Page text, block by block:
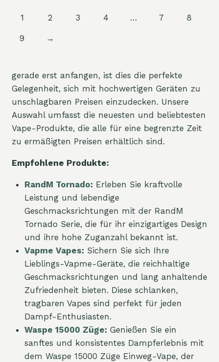
1 2 3 4 … 7 8
9 →
gerade erst anfangen, ist dies die perfekte
Gelegenheit, sich mit hochwertigen Geräten zu
unschlagbaren Preisen einzudecken. Unsere
Auswahl umfasst die neuesten und beliebtesten
Vape-Produkte, die alle für eine begrenzte Zeit
zu ermäßigten Preisen erhältlich sind.
Empfohlene Produkte:
RandM Tornado: Erleben Sie kraftvolle
Leistung und lebendige
Geschmacksrichtungen mit der RandM
Tornado Serie, die für ihr einzigartiges Design
und ihre hohe Zuganzahl bekannt ist.
Vapme Vapes: Sichern Sie sich Ihre
Lieblings-Vapme-Geräte, die reichhaltige
Geschmacksrichtungen und lang anhaltende
Zufriedenheit bieten. Diese schlanken,
tragbaren Vapes sind perfekt für jeden
Dampf-Enthusiasten.
Waspe 15000 Züge: Genießen Sie ein
sanftes und konsistentes Dampferlebnis mit
dem Waspe 15000 Züge Einweg-Vape, der